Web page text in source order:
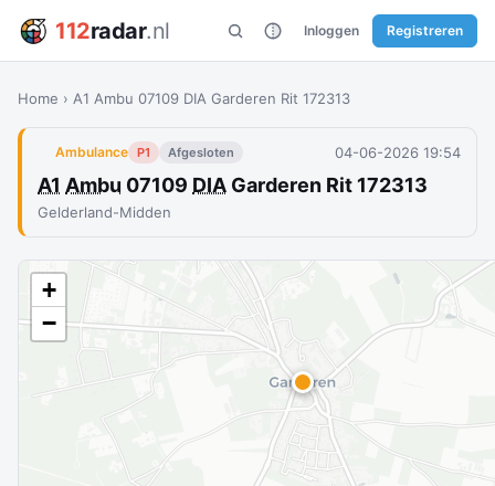
112radar.nl Inloggen Registreren
Home › A1 Ambu 07109 DIA Garderen Rit 172313
Ambulance P1 Afgesloten 04-06-2026 19:54
A1 Ambu 07109 DIA Garderen Rit 172313
Gelderland-Midden
+
−